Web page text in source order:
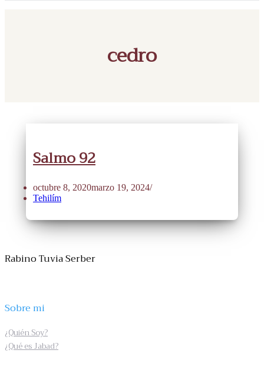
cedro
Salmo 92
octubre 8, 2020marzo 19, 2024
Tehilím
Rabino Tuvia Serber
Sobre mi
¿Quién Soy?
¿Qué es Jabad?